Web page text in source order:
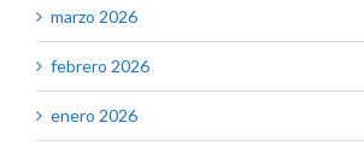
marzo 2026
febrero 2026
enero 2026